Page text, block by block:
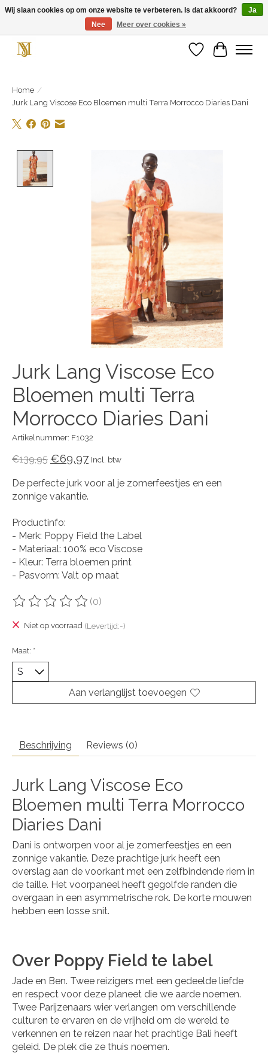
Unieke schoenen en een feestje aan je voeten! Gratis verzending vanaf € 75,-
Verlanglijst
Home /
Jurk Lang Viscose Eco Bloemen multi Terra Morrocco Diaries Dani
Product image slideshow Items
Jurk Lang Viscose Eco
Bloemen multi Terra
Morrocco Diaries Dani
Artikelnummer: F1032
€139,95 €69,97 Incl. btw
De perfecte jurk voor al je zomerfeestjes en een
zonnige vakantie.
Productinfo:
- Merk: Poppy Field the Label
- Materiaal: 100% eco Viscose
- Kleur: Terra bloemen print
- Pasvorm: Valt op maat
De beoordeling van dit product is
(0)
Niet op voorraad (Levertijd:-)
Maat: *
Aan verlanglijst toevoegen
Beschrijving Reviews (0)
Jurk Lang Viscose Eco
Bloemen multi Terra Morrocco
Diaries Dani
Dani is ontworpen voor al je zomerfeestjes en een
zonnige vakantie. Deze prachtige jurk heeft een
overslag aan de voorkant met een zelfbindende riem in
de taille. Het voorpaneel heeft gegolfde randen die
overgaan in een asymmetrische rok. De korte mouwen
hebben een losse snit.
Over Poppy Field te label
Jade en Ben. Twee reizigers met een gedeelde liefde
en respect voor deze planeet die we aarde noemen.
Twee Parijzenaars wier verlangen om verschillende
culturen te ervaren en de vrijheid om de wereld te
verkennen en te reizen naar het prachtige Bali heeft
geleid. De plek die ze thuis noemen.
Wij slaan cookies op om onze website te verbeteren. Is dat akkoord?
Ja
Nee
Meer over cookies »